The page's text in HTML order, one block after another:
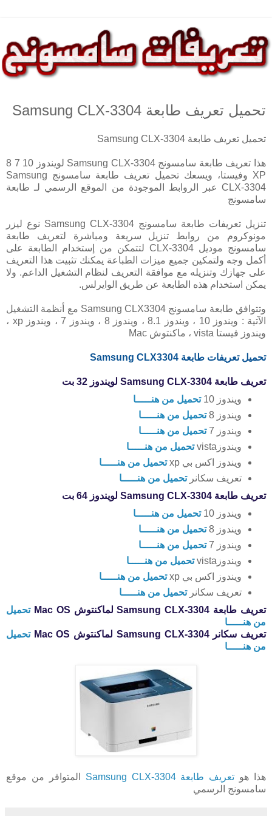
تحميل تعريف طابعة Samsung CLX-3304
تحميل تعريف طابعة Samsung CLX-3304
هذا تعريف طابعة سامسونج Samsung CLX-3304 لويندوز 10 7 8
XP وفيستا، ويسعك تحميل تعريف طابعة سامسونج Samsung
CLX-3304 عبر الروابط الموجودة من الموقع الرسمي لـ طابعة
سامسونج
تنزيل تعريفات طابعة سامسونج Samsung CLX-3304 نوع ليزر
مونوكروم من روابط تنزيل سريعة ومباشرة لتعريف طابعة
سامسونج موديل CLX-3304 لتتمكن من إستخدام الطابعة على
أكمل وجه ولتمكين جميع ميزات الطباعة يمكنك تثبيت هذا التعريف
على جهازك وتنزيله مع موافقة التعريف لنظام التشغيل الداعم. ولا
يمكن استخدام هذه الطابعة عن طريق الوايرلس.
وتتوافق طابعة سامسونج Samsung CLX3304 مع أنظمة التشغيل
الآتية : ويندوز 10 ، ويندوز 8.1 ، ويندوز 8 ، ويندوز 7 ، ويندوز xp ،
ويندوز فيستا vista ، ماكنتوش Mac
تحميل تعريفات طابعة Samsung CLX3304
تعريف طابعة Samsung CLX-3304 لويندوز 32 بت
ويندوز 10
تحميل من هنـــــا
ويندوز 8
تحميل من هنـــــا
ويندوز 7
تحميل من هنـــــا
ويندوزvista
تحميل من هنـــــا
ويندوز اكس بي xp
تحميل من هنـــــا
تعريف سكانرتحميل من هنـــــا
تعريف طابعة Samsung CLX-3304 لويندوز 64 بت
ويندوز 10
تحميل من هنـــــا
ويندوز 8
تحميل من هنـــــا
ويندوز 7
تحميل من هنـــــا
ويندوزvista
تحميل من هنـــــا
ويندوز اكس بي xp
تحميل من هنـــــا
تعريف سكانرتحميل من هنـــــا
تعريف طابعة Samsung CLX-3304 لماكنتوش Mac OS
تحميل
من هنـــــا
تعريف سكانر Samsung CLX-3304 لماكنتوش Mac OS
تحميل
من هنـــــا
هذا هو تعريف طابعة Samsung CLX-3304
المتوافر من موقع
سامسونج الرسمي